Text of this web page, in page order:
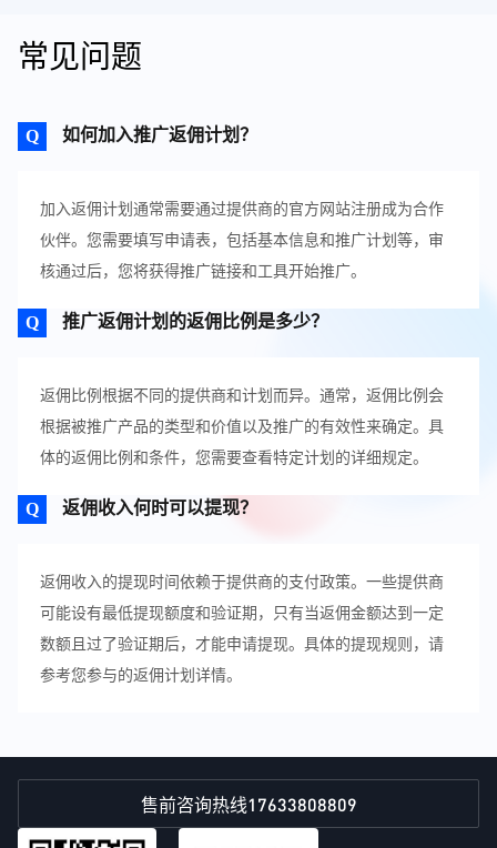
常见问题
如何加入推广返佣计划？
加入返佣计划通常需要通过提供商的官方网站注册成为合作
伙伴。您需要填写申请表，包括基本信息和推广计划等，审
核通过后，您将获得推广链接和工具开始推广。
推广返佣计划的返佣比例是多少？
返佣比例根据不同的提供商和计划而异。通常，返佣比例会
根据被推广产品的类型和价值以及推广的有效性来确定。具
体的返佣比例和条件，您需要查看特定计划的详细规定。
返佣收入何时可以提现？
返佣收入的提现时间依赖于提供商的支付政策。一些提供商
可能设有最低提现额度和验证期，只有当返佣金额达到一定
数额且过了验证期后，才能申请提现。具体的提现规则，请
参考您参与的返佣计划详情。
售前咨询热线17633808809